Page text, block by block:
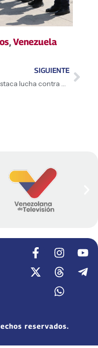
,Venezuela
SIGUIENTE
MP destaca lucha contra el narcotráfico
reservados.